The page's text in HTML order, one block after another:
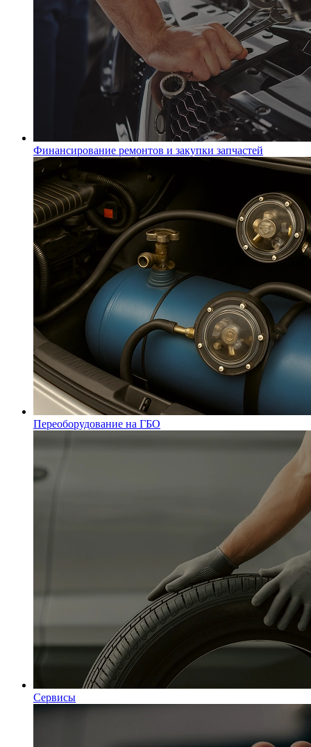
Финансирование ремонтов и закупки запчастей
Переоборудование на ГБО
Сервисы